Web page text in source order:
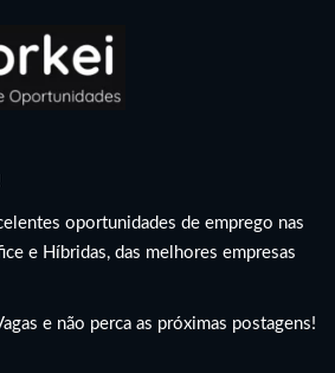
oportunidades de emprego nas
e Híbridas, das melhores empresas
e não perca as próximas postagens!